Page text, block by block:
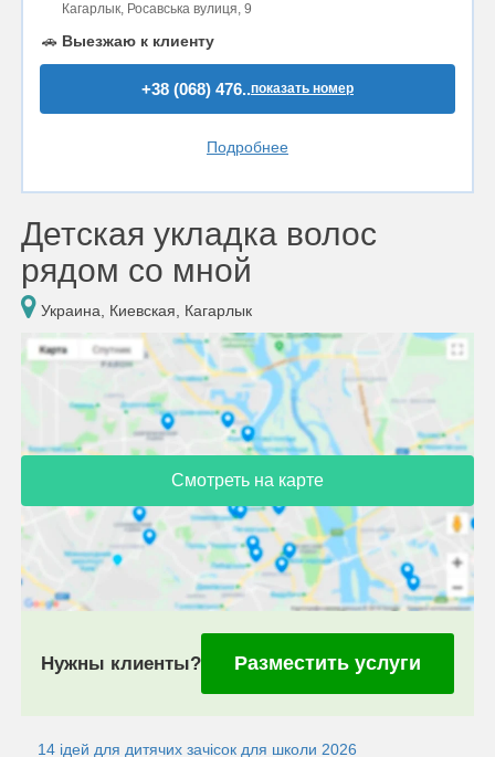
Кагарлык, Росавська вулиця, 9
🚗 Выезжаю к клиенту
+38 (068) 476..показать номер
Подробнее
Детская укладка волос
рядом со мной
Украина, Киевская, Кагарлык
Смотреть на карте
Нужны клиенты? Разместить услуги
14 ідей для дитячих зачісок для школи 2026